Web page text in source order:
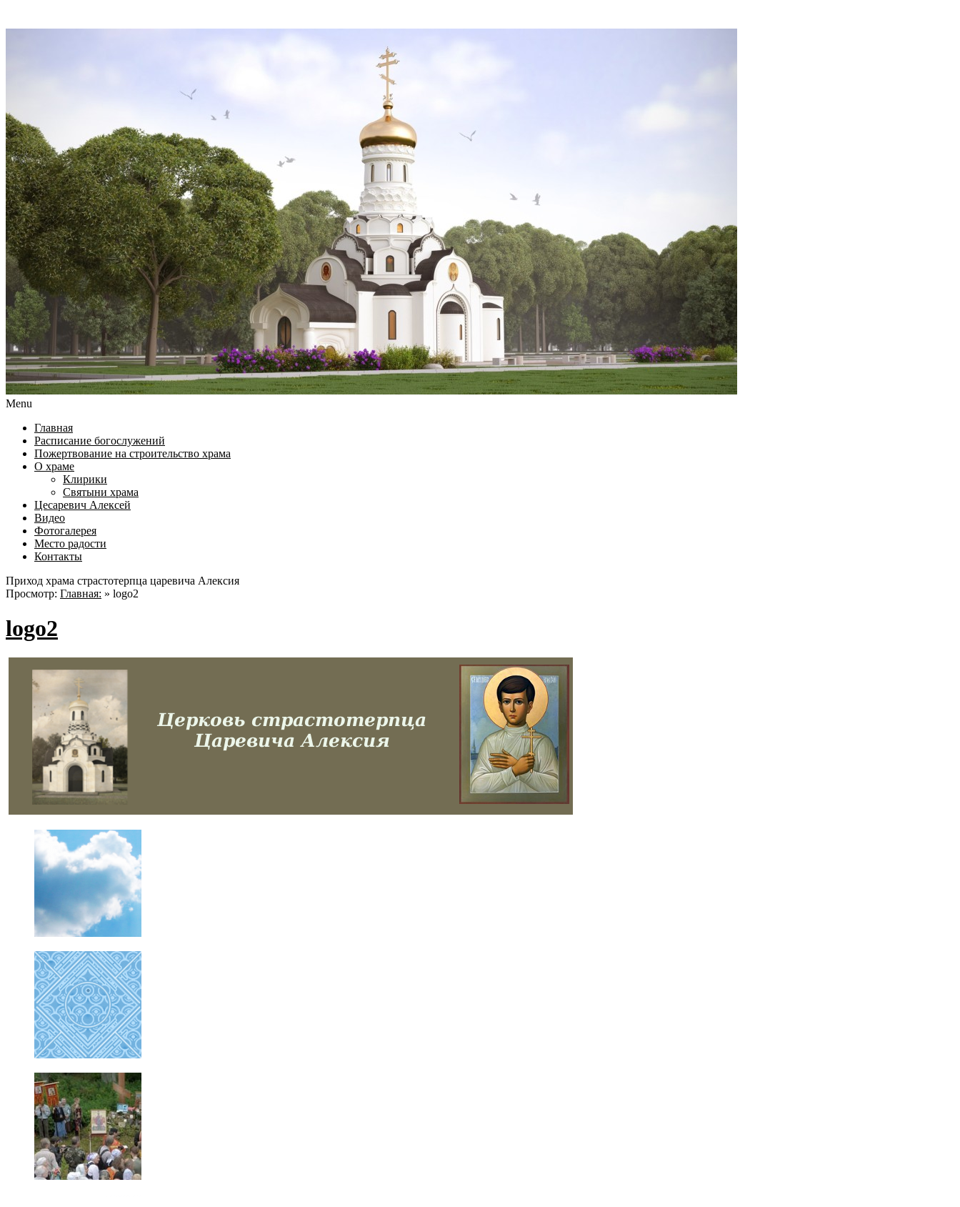
Menu
Главная
Расписание богослужений
Пожертвование на строительство храма
О храме
Клирики
Святыни храма
Цесаревич Алексей
Видео
Фотогалерея
Место радости
Контакты
Приход храма страстотерпца царевича Алексия
Просмотр: Главная: » logo2
logo2